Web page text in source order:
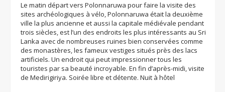
Le matin départ vers Polonnaruwa pour faire la visite des
sites archéologiques à vélo, Polonnaruwa était la deuxième
ville la plus ancienne et aussi la capitale médiévale pendant
trois siècles, est l’un des endroits les plus intéressants au Sri
Lanka avec de nombreuses ruines bien conservées comme
des monastères, les fameux vestiges situés près des lacs
artificiels. Un endroit qui peut impressionner tous les
touristes par sa beauté incroyable. En fin d’après-midi, visite
de Medirigiriya. Soirée libre et détente. Nuit à hôtel